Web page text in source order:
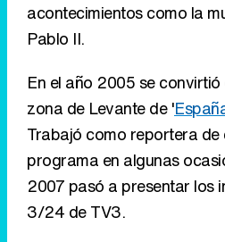
Trabajó como reportera de
programa en algunas
3/24 de TV3.
Ver todos los
RECOMENDAMOS